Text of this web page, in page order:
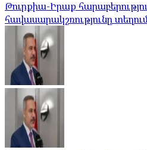
Թուրքիա-Իրաք
հավասարակշռությունը